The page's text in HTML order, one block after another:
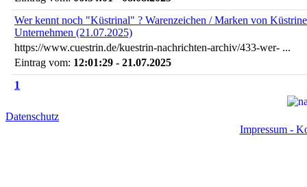
Wer kennt noch "Küstrinal" ? Warenzeichen / Marken von
Unternehmen (21.07.2025)
https://www.cuestrin.de/kuestrin-nachrichten-archiv/433-wer- ...
Eintrag vom: 12:01:29 - 21.07.2025
1
Datenschutz
Impressum -